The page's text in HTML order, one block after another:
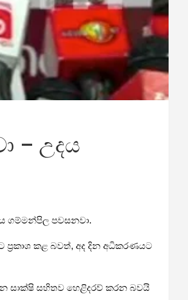
– උදය
ගම්මන්පිල පවසනවා.
කළ බවත්, අද දින අධිකරණයට
සාක්ෂි සහිතව හෙළිදරව් කරන බවයි